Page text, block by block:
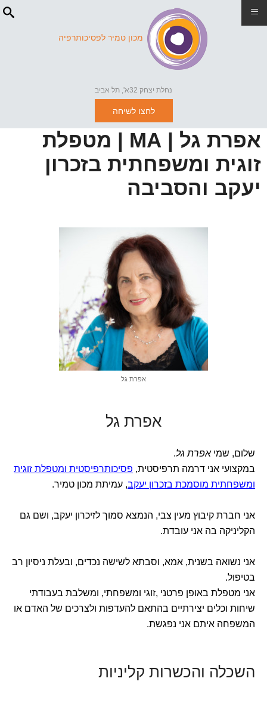
מכון טמיר לפסיכותרפיה
נחלת יצחק 32א', תל אביב
לחצו לשיחה
אפרת גל | MA | מטפלת
זוגית ומשפחתית בזכרון
יעקב והסביבה
אפרת גל
אפרת גל
שלום, שמיאפרת גל.
במקצועי אני דרמה תרפיסטית, פסיכותרפיסטית ומטפלת זוגית
ומשפחתית מוסמכת בזכרון יעקב, עמיתת מכון טמיר.
אני חברת קיבוץ מעין צבי, הנמצא סמוך לזיכרון יעקב, ושם גם
הקליניקה בה אני עובדת.
אני נשואה בשנית, אמא, וסבתא לשישה נכדים, ובעלת ניסיון רב
בטיפול.
אני מטפלת באופן פרטני ,זוגי ומשפחתי, ומשלבת בעבודתי
שיחות וכלים יצירתיים בהתאם להעדפות ולצרכים של האדם או
המשפחה איתם אני נפגשת.
השכלה והכשרות קליניות
≡